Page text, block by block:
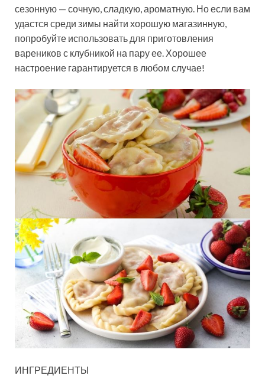
сезонную — сочную, сладкую, ароматную. Но если вам
удастся среди зимы найти хорошую магазинную,
попробуйте использовать для приготовления
вареников с клубникой на пару ее. Хорошее
настроение гарантируется в любом случае!
ИНГРЕДИЕНТЫ